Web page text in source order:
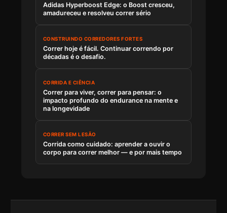
Adidas Hyperboost Edge: o Boost cresceu,
amadureceu e resolveu correr sério
CONSTRUINDO CORREDORES FORTES
Correr hoje é fácil. Continuar correndo por
décadas é o desafio.
CORRIDA E CIÊNCIA
Correr para viver, correr para pensar: o
impacto profundo do endurance na mente e
na longevidade
CORRER SEM LESÃO
Corrida como cuidado: aprender a ouvir o
corpo para correr melhor — e por mais tempo